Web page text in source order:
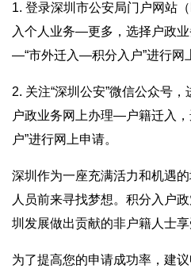
1. 登录深圳市公安局门户网站
入个人业务—更多，选择户政
—“市外迁入—积分入户”进行网
2. 关注“深圳公安”微信公众号
户政业务网上办理—户籍迁入
户”进行网上申请。
深圳作为一座充满活力和机遇
人员前来寻找梦想。积分入户
圳发展做出贡献的非户籍人士享
为了提高您的申请成功率，建